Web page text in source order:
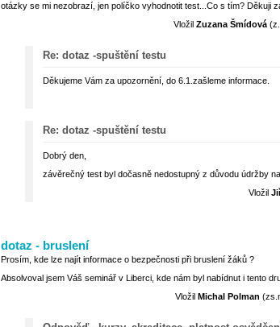
otázky se mi nezobrazí, jen políčko vyhodnotit test...Co s tím? Děkuji
Vložil Zuzana Šmídová
Re: dotaz -spuštění testu
Děkujeme Vám za upozornění, do 6.1.zašleme informace.
Re: dotaz -spuštění testu
Dobrý den,
závěrečný test byl dočasně nedostupný z důvodu údržby
Vložil
dotaz - bruslení
Prosím, kde lze najít informace o bezpečnosti při bruslení žáků ?
Absolvoval jsem Váš seminář v Liberci, kde nám byl nabídnut i tento
Vložil Michal Polman